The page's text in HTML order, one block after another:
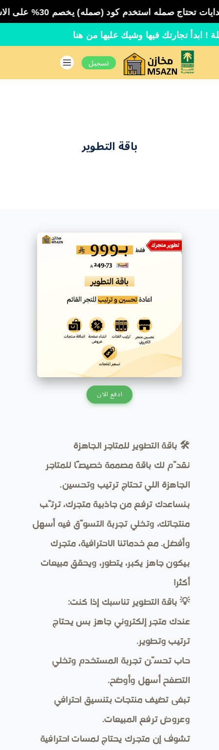
كود (صمله) يخصم 30% على الاشتراك السنوي و15% على الاشتراك الشهري
! ابدأ تجارتك فيها وشيك عليها من هنا
تسجيل
باقة التطوير
ادفع الان
🛠️ باقة التطوير للمتاجر الجاهزة
نقدّم لك باقة مصممة خصيصًا للمتاجر
الجاهزة اللي تحتاج ترتيب وتحسين.
بنساعدك ترفع من جاذبية متجرك، ترتّب
منتجاتك، وتخلي تجربة التسوّق فيه أسهل
وأفضل. مع خدماتنا الاحترافية، متجرك
بيكون جاهز يكبر، يتطور، ويحقق مبيعات
أكثر!
💡 باقة التطوير تناسبك إذا كنت:
عندك متجر إلكتروني جاهز بس يحتاج
ترتيب وتطوير.
حاب تحسّن تجربة المستخدم وتخلي
التصفح أسهل وأوضح.
تبغى تضيف منتجات بتنسيق احترافي
وعروض ترفع المبيعات.
تشوف إن متجرك يحتاج لمسات احترافية